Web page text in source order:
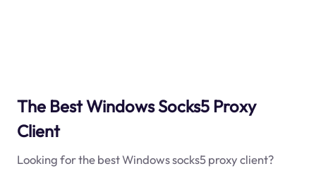
The Best Windows Socks5 Proxy
Client
Looking for the best Windows socks5 proxy client?